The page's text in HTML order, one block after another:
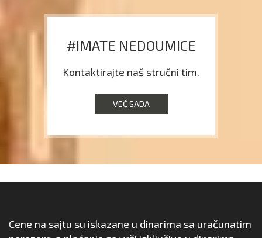
#IMATE NEDOUMICE
Kontaktirajte naš stručni tim.
VEĆ SADA
Cene na sajtu su iskazane u dinarima sa uračunatim